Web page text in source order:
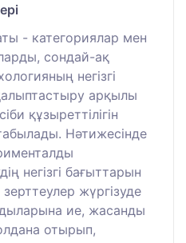
- категориялар мен
сондай-ақ
негізгі
арқылы
құзыреттілігін
Нәтижесінде
негізгі бағыттарын
зерттеулер жүргізуде
ие, жасанды
отырып,